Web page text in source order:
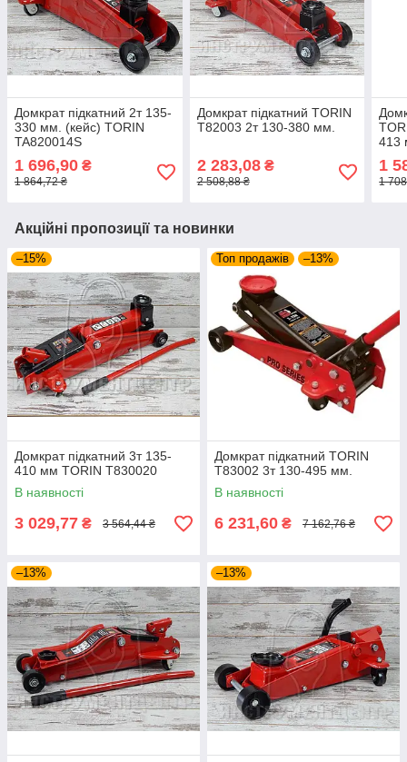
Домкрат підкатний 2т 135-
330 мм. (кейс) TORIN
TA820014S
1 696,90 ₴
1 864,72 ₴
Домкрат підкатний TORIN
T82003 2т 130-380 мм.
2 283,08₴
2 508,88 ₴
413
1
1
Акційні пропозиції та новинки
–15%
Домкрат підкатний 3т 135-
410 мм TORIN T830020
В наявності
3 029,77 ₴ 3 564,44 ₴
Топ продажів –13%
Домкрат підкатний TORIN
T83002 3т 130-495 мм.
В наявності
6 231,60 ₴ 7 162,76 ₴
–13% –13%